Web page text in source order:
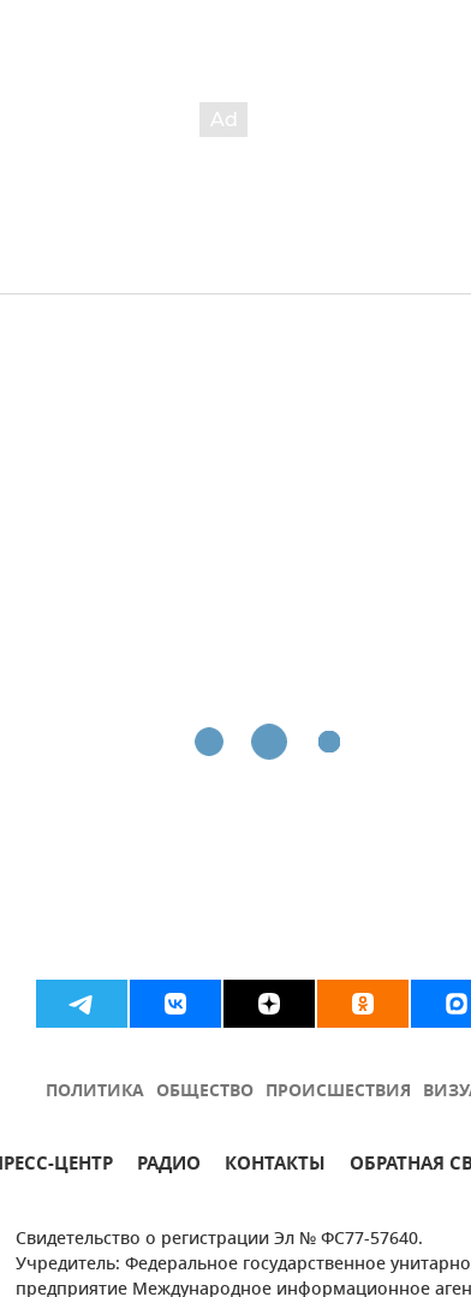
ПОЛИТИКА ОБЩЕСТВО ПРОИСШЕСТВИЯ
ЦЕНТР РАДИО КОНТАКТЫ ОБРАТНАЯ
Свидетельство о регистрации Эл № ФС77-57640.
Учредитель: Федеральное государственное
предприятие Международное информационное